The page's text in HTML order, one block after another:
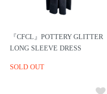
『CFCL』POTTERY GLITTER
LONG SLEEVE DRESS
SOLD OUT